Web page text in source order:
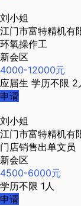
刘小姐
江门市富特精机有
环氧操作工
新会区
4000-12000元
应届生 学历不限 2
申请
刘小姐
江门市富特精机有
门店销售出单文员
新会区
4500-6000元
学历不限 1人
申请